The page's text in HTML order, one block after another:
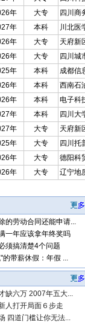
年 大专
四川商
年 本科
川北医
年 大专
天府新
年 大专
四川城
年 本科
成都信
年 本科
西南石
年 本科
电子科
年 本科
四川大
年 大专
天府新
年 大专
四川托
年 大专
德阳科
年 大专 辽宁地
的劳动合同还能申请...
一年应该拿年终奖吗
须搞清楚4个问题
的带薪休假：年假 ...
缺六万 2007年五大...
人打开局面６步走
四道门槛让你无法...